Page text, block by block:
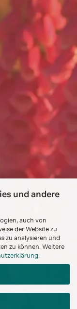
und andere
auch von
der Website zu
zu analysieren und
zu können. Weitere
.